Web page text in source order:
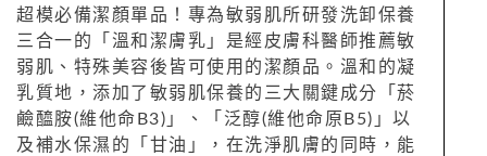
超模必備潔顏單品！專為敏弱肌所研發洗卸保養
三合一的「溫和潔膚乳」是經皮膚科醫師推薦敏
弱肌、特殊美容後皆可使用的潔顏品。溫和的凝
乳質地，添加了敏弱肌保養的三大關鍵成分「菸
鹼醯胺(維他命B3)」、「泛醇(維他命原B5)」以
及補水保濕的「甘油」，在洗淨肌膚的同時，能